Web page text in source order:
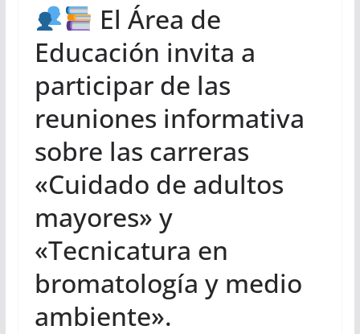
El Área de
Educación invita a
participar de las
reuniones informativa
sobre las carreras
«Cuidado de adultos
mayores» y
«Tecnicatura en
bromatología y medio
ambiente».